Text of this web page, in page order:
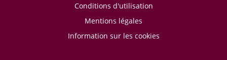
Conditions d'utilisation
Mentions légales
Information sur les cookies